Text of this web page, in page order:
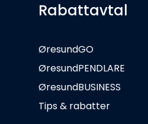
Rabattavtal
ØresundGO
ØresundPENDLARE
ØresundBUSINESS
Tips & rabatter